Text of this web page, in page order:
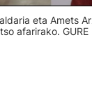
eta Amets
afarirako. GURE